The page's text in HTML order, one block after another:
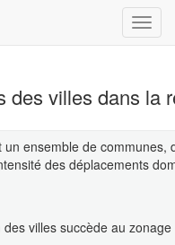
des villes dans la
un ensemble de
des déplacements
des villes succède au